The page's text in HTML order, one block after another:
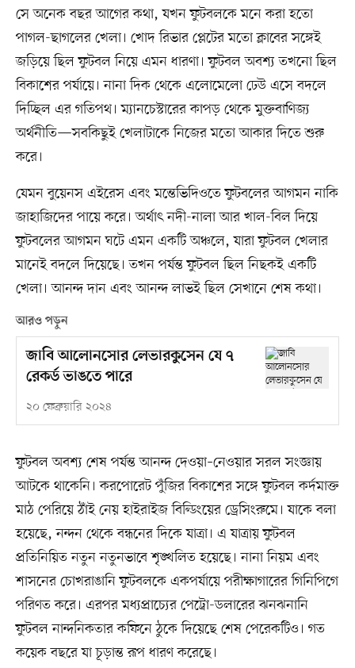
সে অনেক বছর আগের কথা, যখন ফুটবলকে মনে করা হতো
পাগল-ছাগলের খেলা। খোদ রিভার প্লেটের মতো ক্লাবের সঙ্গেই
জড়িয়ে ছিল ফুটবল নিয়ে এমন ধারণা। ফুটবল অবশ্য তখনো ছিল
বিকাশের পর্যায়ে। নানা দিক থেকে এলোমেলো ঢেউ এসে বদলে
দিচ্ছিল এর গতিপথ। ম্যানচেস্টারের কাপড় থেকে মুক্তবাণিজ্য
অর্থনীতি—সবকিছুই খেলাটাকে নিজের মতো আকার দিতে শুরু
করে।
যেমন বুয়েনস এইরেস এবং মন্তেভিদিওতে ফুটবলের আগমন নাকি
জাহাজিদের পায়ে করে। অর্থাৎ নদী-নালা আর খাল-বিল দিয়ে
ফুটবলের আগমন ঘটে এমন একটি অঞ্চলে, যারা ফুটবল খেলার
মানেই বদলে দিয়েছে। তখন পর্যন্ত ফুটবল ছিল নিছকই একটি
খেলা। আনন্দ দান এবং আনন্দ লাভই ছিল সেখানে শেষ কথা।
আরও পড়ুন
জাবি আলোনসোর লেভারকুসেন যে ৭
রেকর্ড ভাঙতে পারে
২০ ফেব্রুয়ারি ২০২৪
ফুটবল অবশ্য শেষ পর্যন্ত আনন্দ দেওয়া–নেওয়ার সরল সংজ্ঞায়
আটকে থাকেনি। করপোরেট পুঁজির বিকাশের সঙ্গে ফুটবল কর্দমাক্ত
মাঠ পেরিয়ে ঠাঁই নেয় হাইরাইজ বিল্ডিংয়ের ড্রেসিংরুমে। যাকে বলা
হয়েছে, নন্দন থেকে বন্ধনের দিকে যাত্রা। এ যাত্রায় ফুটবল
প্রতিনিয়িত নতুন নতুনভাবে শৃঙ্খলিত হয়েছে। নানা নিয়ম এবং
শাসনের চোখরাঙানি ফুটবলকে একপর্যায়ে পরীক্ষাগারের গিনিপিগে
পরিণত করে। এরপর মধ্যপ্রাচ্যের পেট্রো-ডলারের ঝনঝনানি
ফুটবল নান্দনিকতার কফিনে ঠুকে দিয়েছে শেষ পেরেকটিও। গত
কয়েক বছরে যা চূড়ান্ত রূপ ধারণ করেছে।